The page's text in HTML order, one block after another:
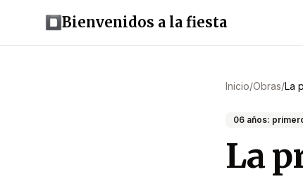
Bienvenidos a la fiesta
Inicio/Obras/La
06 años:
La